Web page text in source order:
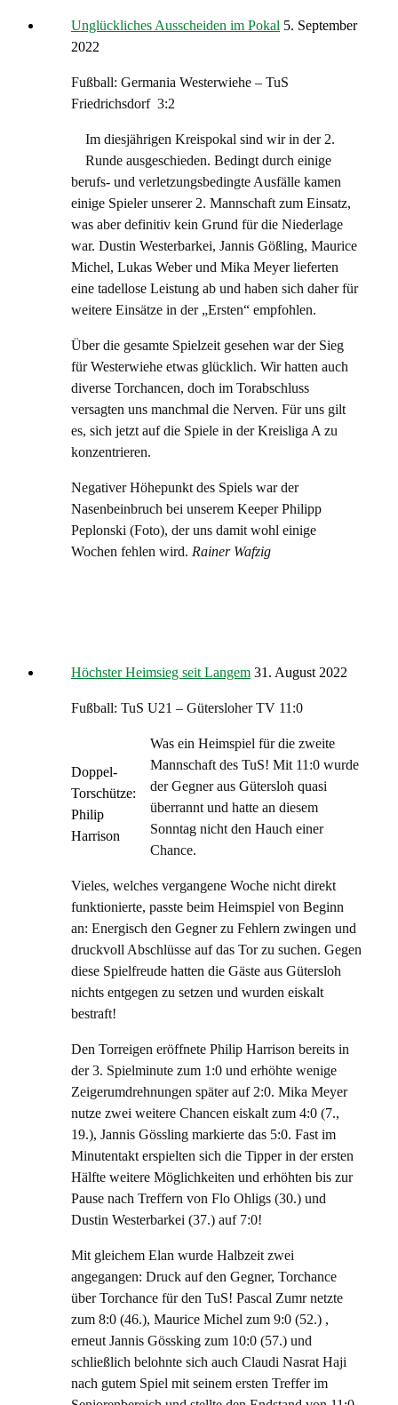
Unglückliches Ausscheiden im Pokal 5. September
2022
Fußball: Germania Westerwiehe – TuS
Friedrichsdorf 3:2
Im diesjährigen Kreispokal sind wir in der 2.
Runde ausgeschieden. Bedingt durch einige
berufs- und verletzungsbedingte Ausfälle kamen
einige Spieler unserer 2. Mannschaft zum Einsatz,
was aber definitiv kein Grund für die Niederlage
war. Dustin Westerbarkei, Jannis Gößling, Maurice
Michel, Lukas Weber und Mika Meyer lieferten
eine tadellose Leistung ab und haben sich daher für
weitere Einsätze in der „Ersten“ empfohlen.
Über die gesamte Spielzeit gesehen war der Sieg
für Westerwiehe etwas glücklich. Wir hatten auch
diverse Torchancen, doch im Torabschluss
versagten uns manchmal die Nerven. Für uns gilt
es, sich jetzt auf die Spiele in der Kreisliga A zu
konzentrieren.
Negativer Höhepunkt des Spiels war der
Nasenbeinbruch bei unserem Keeper Philipp
Peplonski (Foto), der uns damit wohl einige
Wochen fehlen wird. Rainer Wafzig
Höchster Heimsieg seit Langem 31. August 2022
Fußball: TuS U21 – Gütersloher TV 11:0
Doppel-
Torschütze:
Philip
Harrison
Was ein Heimspiel für die zweite
Mannschaft des TuS! Mit 11:0 wurde
der Gegner aus Gütersloh quasi
überrannt und hatte an diesem
Sonntag nicht den Hauch einer
Chance.
Vieles, welches vergangene Woche nicht direkt
funktionierte, passte beim Heimspiel von Beginn
an: Energisch den Gegner zu Fehlern zwingen und
druckvoll Abschlüsse auf das Tor zu suchen. Gegen
diese Spielfreude hatten die Gäste aus Gütersloh
nichts entgegen zu setzen und wurden eiskalt
bestraft!
Den Torreigen eröffnete Philip Harrison bereits in
der 3. Spielminute zum 1:0 und erhöhte wenige
Zeigerumdrehnungen später auf 2:0. Mika Meyer
nutze zwei weitere Chancen eiskalt zum 4:0 (7.,
19.), Jannis Gössling markierte das 5:0. Fast im
Minutentakt erspielten sich die Tipper in der ersten
Hälfte weitere Möglichkeiten und erhöhten bis zur
Pause nach Treffern von Flo Ohligs (30.) und
Dustin Westerbarkei (37.) auf 7:0!
Mit gleichem Elan wurde Halbzeit zwei
angegangen: Druck auf den Gegner, Torchance
über Torchance für den TuS! Pascal Zumr netzte
zum 8:0 (46.), Maurice Michel zum 9:0 (52.) ,
erneut Jannis Gössking zum 10:0 (57.) und
schließlich belohnte sich auch Claudi Nasrat Haji
nach gutem Spiel mit seinem ersten Treffer im